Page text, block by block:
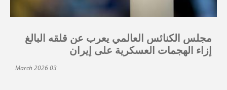
مجلس الكنائس العالمي يعرب عن قلقه البالغ
إزاء الهجمات العسكرية على إيران
03 March 2026